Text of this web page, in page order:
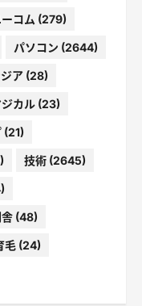
コム (279)
パソコン (2644)
ア(28)
カル(23)
(21)
技術(2645)
(48)
毛(24)